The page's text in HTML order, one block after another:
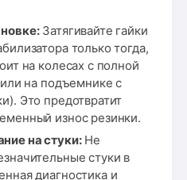
Затягивайте гайки
только тогда,
на колесах с полной
на подъемнике с
Это предотвратит
износ резинки.
на стуки:Не
стуки в
диагностика и